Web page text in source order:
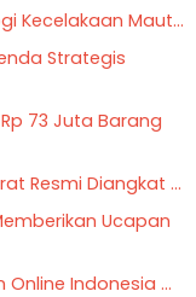
Kecelakaan Maut...
Strategis
73 Juta Barang
Resmi Diangkat ...
Ucapan
Indonesia ...